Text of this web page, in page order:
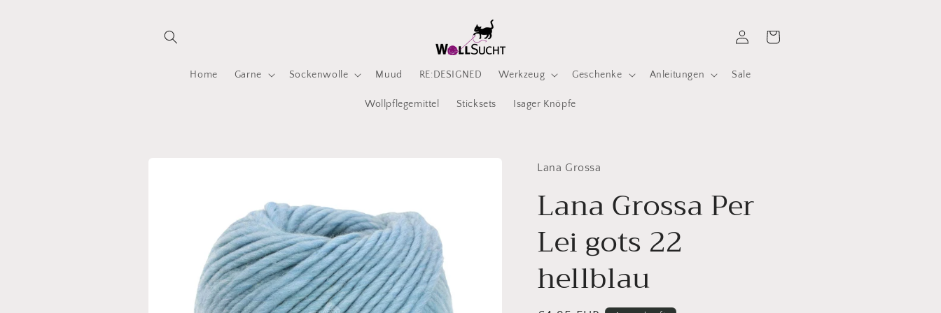
Home Garne Sockenwolle Muud RE:DESIGNED Werkzeug Geschenke Anleitungen Sale
Wollpflegemittel Sticksets Isager Knöpfe
EinloggenWarenkorb
Lana Grossa
Lana Grossa Per
Lei gots 22
hellblau